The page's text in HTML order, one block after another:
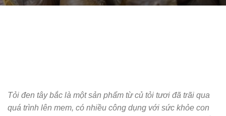
Tỏi đen tây bắc là một sản phẩm từ củ tỏi tươi đã trãi qua
quá trình lên mem, có nhiều công dụng với sức khỏe con